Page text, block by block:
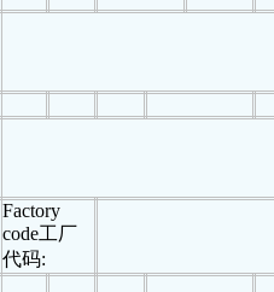
Factory
code工厂
代码: